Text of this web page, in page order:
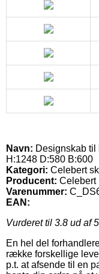
Navn: Designskab til
H:1248 D:580 B:600
Kategori: Celebert
Producent: Celebert
Varenummer:
EAN:
Vurderet til 3.8 ud af
En hel del
række forskellige
p.t. at afsende til en